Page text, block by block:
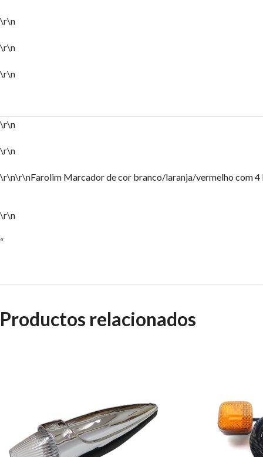
\r\n
\r\n
\r\n
\r\n
\r\n
\r\n\r\nFarolim Marcador de cor branco/laranja/vermelho com
\r\n
“
Productos relacionados